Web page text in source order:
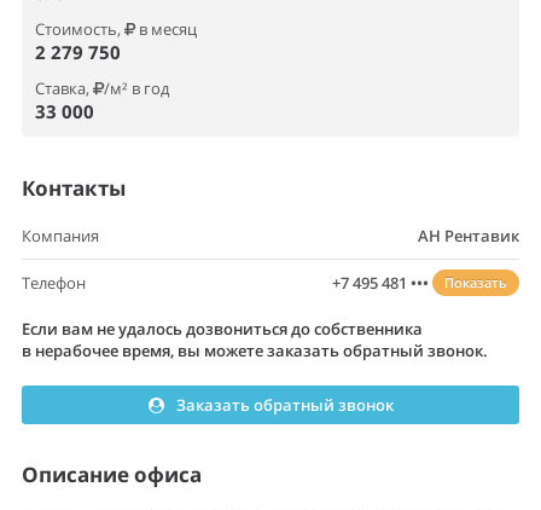
Стоимость, в месяц
2 279 750
Ставка, /м² в год
33 000
Контакты
Компания АН Рентавик
Телефон +7 495 481 ••• Показать
Если вам не удалось дозвониться до собственника
в нерабочее время, вы можете заказать обратный звонок.
Заказать обратный звонок
Описание офиса